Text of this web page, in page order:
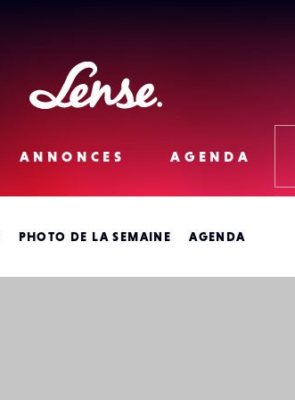
Lense
ANNONCES AGENDA
PHOTO DE LA SEMAINE AGENDA